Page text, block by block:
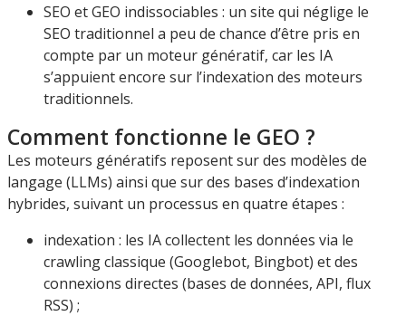
SEO et GEO indissociables : un site qui néglige le
SEO traditionnel a peu de chance d’être pris en
compte par un moteur génératif, car les IA
s’appuient encore sur l’indexation des moteurs
traditionnels.
Comment fonctionne le GEO ?
Les moteurs génératifs reposent sur des modèles de
langage (LLMs) ainsi que sur des bases d’indexation
hybrides, suivant un processus en quatre étapes :
indexation : les IA collectent les données via le
crawling classique (Googlebot, Bingbot) et des
connexions directes (bases de données, API, flux
RSS) ;